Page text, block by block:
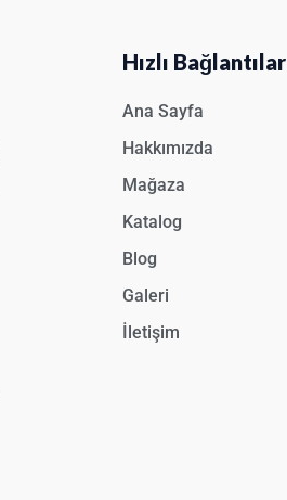
Hızlı Bağlantılar
Ana Sayfa
Hakkımızda
Mağaza
Katalog
Blog
Galeri
İletişim